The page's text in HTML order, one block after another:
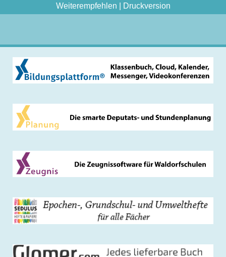
Weiterempfehlen Druckversion